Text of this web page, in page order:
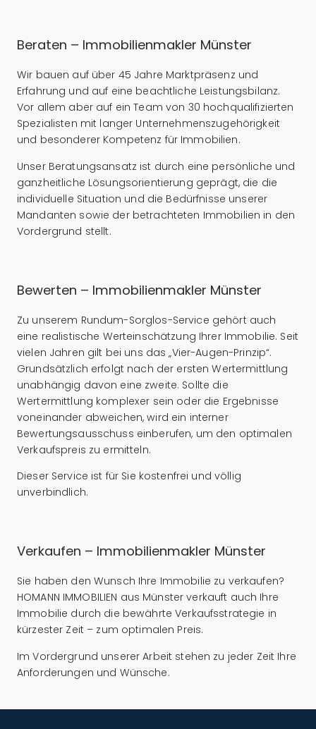
Beraten – Immobilienmakler Münster
Wir bauen auf über 45 Jahre Marktpräsenz und
Erfahrung und auf eine beachtliche Leistungsbilanz.
Vor allem aber auf ein Team von 30 hochqualifizierten
Spezialisten mit langer Unternehmenszugehörigkeit
und besonderer Kompetenz für Immobilien.
Unser Beratungsansatz ist durch eine persönliche und
ganzheitliche Lösungsorientierung geprägt, die die
individuelle Situation und die Bedürfnisse unserer
Mandanten sowie der betrachteten Immobilien in den
Vordergrund stellt.
Bewerten – Immobilienmakler Münster
Zu unserem Rundum-Sorglos-Service gehört auch
eine realistische Werteinschätzung Ihrer Immobilie. Seit
vielen Jahren gilt bei uns das „Vier-Augen-Prinzip“.
Grundsätzlich erfolgt nach der ersten Wertermittlung
unabhängig davon eine zweite. Sollte die
Wertermittlung komplexer sein oder die Ergebnisse
voneinander abweichen, wird ein interner
Bewertungsausschuss einberufen, um den optimalen
Verkaufspreis zu ermitteln.
Dieser Service ist für Sie kostenfrei und völlig
unverbindlich.
Verkaufen – Immobilienmakler Münster
Sie haben den Wunsch Ihre Immobilie zu verkaufen?
HOMANN IMMOBILIEN aus Münster verkauft auch Ihre
Immobilie durch die bewährte Verkaufsstrategie in
kürzester Zeit – zum optimalen Preis.
Im Vordergrund unserer Arbeit stehen zu jeder Zeit Ihre
Anforderungen und Wünsche.